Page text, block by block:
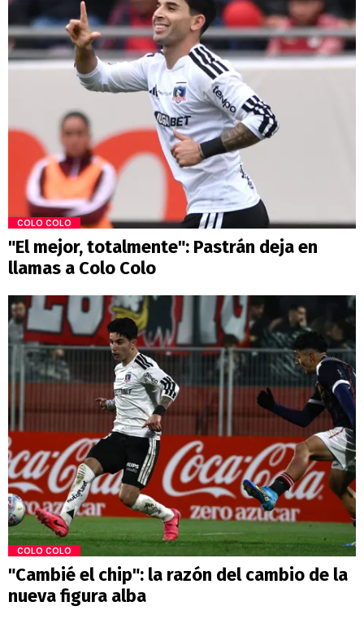
COLO COLO
"El mejor, totalmente": Pastrán deja en
llamas a Colo Colo
COLO COLO
"Cambié el chip": la razón del cambio de la
nueva figura alba